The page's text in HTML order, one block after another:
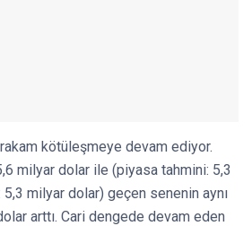
kötüleşmeye devam ediyor.
milyar dolar ile (piyasa tahmini: 5,3
5,3 milyar dolar) geçen senenin aynı
arttı. Cari dengede devam eden